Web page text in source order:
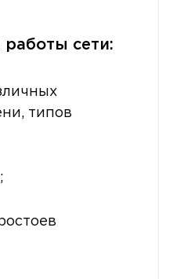
сети:
типов